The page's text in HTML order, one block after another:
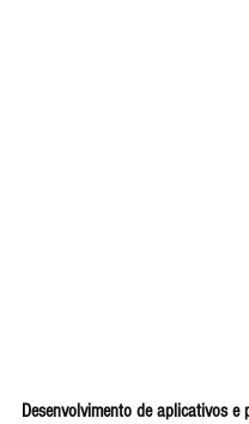
Desenvolvimento de aplicativos e